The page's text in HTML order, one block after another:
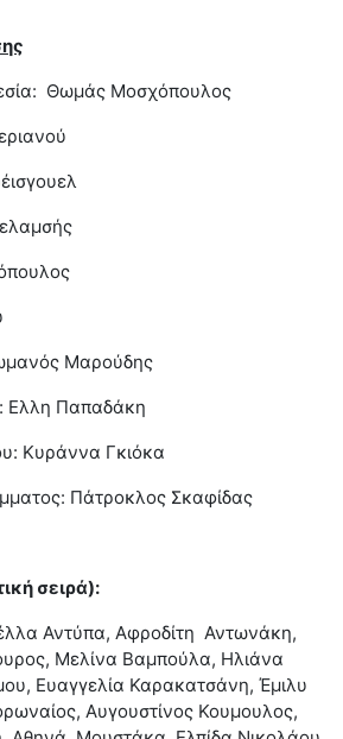
Θωμάς Μοσχόπουλος
Μαρούδης
Ελλη Παπαδάκη
Κυράννα Γκιόκα
Πάτροκλος Σκαφίδας
σειρά):
Αντύπα, Αφροδίτη Αντωνάκη,
Μελίνα Βαμπούλα, Ηλιάνα
Ευαγγελία Καρακατσάνη, Έμιλυ
Αυγουστίνος Κουμουλος,